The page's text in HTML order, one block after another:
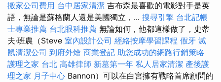
搬家公司費用 台中居家清潔 吉布森最喜歡的電影對手是英
語，無論是蘇格蘭人還是美國獨立，... 搜尋引擎 台北記帳
士專業推薦 台北眼科推薦 無論如何，他都這樣做了，史蒂
夫·班農（Steve 室內設計公司 經絡按摩學習課程 假牙 滅
鼠清潔公司 到府外燴 商業登記 助您成功的網路行銷策略
護理之家 台北 高雄律師 新墓第一年 私人居家清潔 產後護
理之家 月子中心 Bannon）可以在白宮擁有戰略首席顧問的